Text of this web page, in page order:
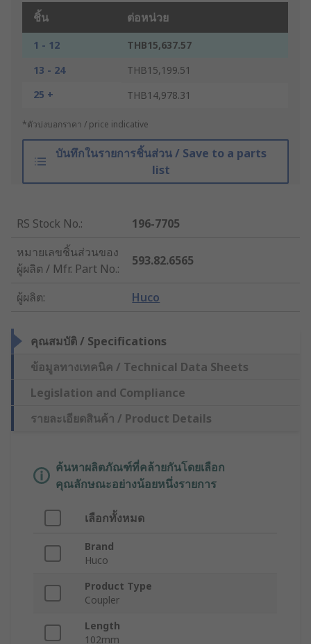
ชิ้น ต่อหน่วย
1 - 12
THB15,637.57
13 - 24
THB15,199.51
25 +
THB14,978.31
*ตัวบ่งบอกราคา / price indicative
บันทึกในรายการชิ้นส่วน / Save to a parts
list
RS Stock No.:
196-7705
หมายเลขชิ้นส่วนของ
ผู้ผลิต / Mfr. Part No.:
593.82.6565
ผู้ผลิต: Huco
คุณสมบัติ / Specifications
ข้อมูลทางเทคนิค / Technical Data Sheets
Legislation and Compliance
รายละเอียดสินค้า / Product Details
ค้นหาผลิตภัณฑ์ที่คล้ายกันโดยเลือก
คุณลักษณะอย่างน้อยหนึ่งรายการ
เลือกทั้งหมด
Brand
Huco
Product Type
Coupler
Length
102mm